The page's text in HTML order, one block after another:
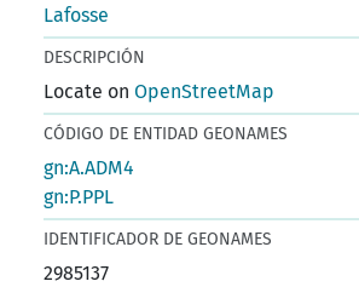
Lafosse
DESCRIPCIÓN
Locate onOpenStreetMap
CÓDIGO DE ENTIDAD GEONAMES
gn:A.ADM4
gn:P.PPL
IDENTIFICADOR DE GEONAMES
2985137